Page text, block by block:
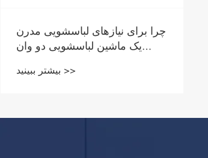
چرا برای نیازهای لباسشویی مدرن
یک ماشین لباسشویی دو وان
بیشتر ببینید >>